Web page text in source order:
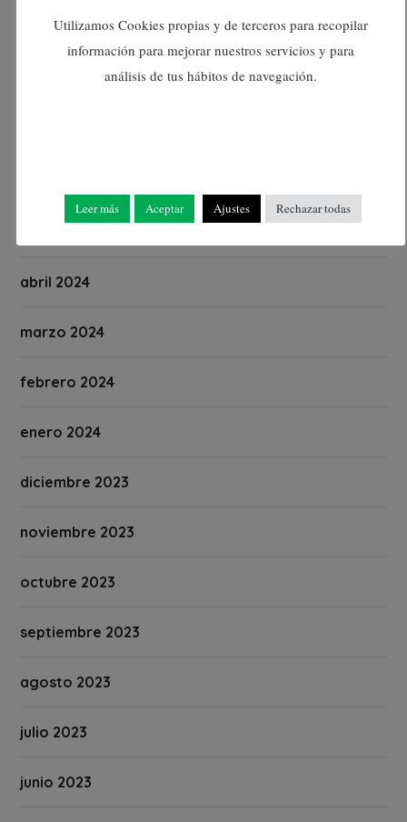
septiembre 2024
agosto 2024
abril 2024
marzo 2024
febrero 2024
enero 2024
diciembre 2023
noviembre 2023
octubre 2023
septiembre 2023
agosto 2023
julio 2023
junio 2023
Utilizamos Cookies propias y de terceros para recopilar
información para mejorar nuestros servicios y para
análisis de tus hábitos de navegación.
Leer más Aceptar Ajustes Rechazar todas